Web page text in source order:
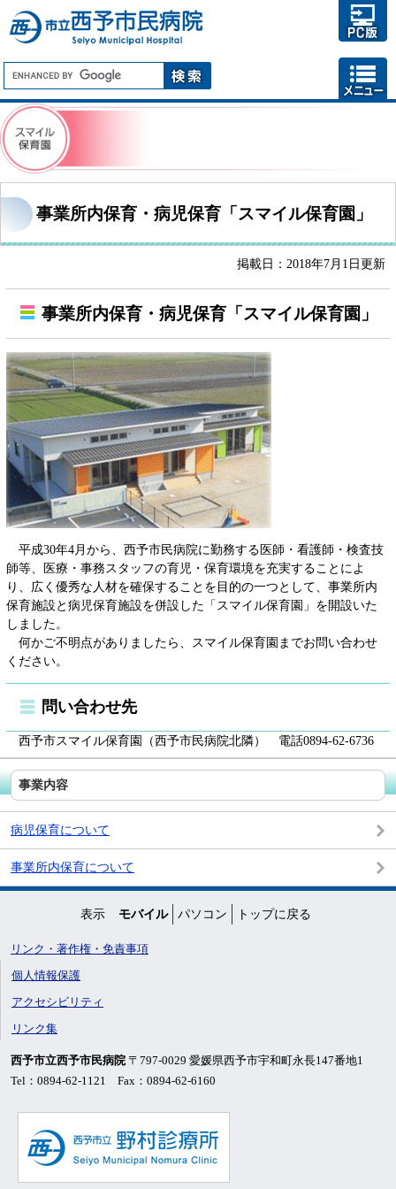
事業所内保育・病児保育「スマイル保育園」
掲載日：2018年7月1日更新
事業所内保育・病児保育「スマイル保育園」
平成30年4月から、西予市民病院に勤務する医師・看護師・検査技
師等、医療・事務スタッフの育児・保育環境を充実することによ
り、広く優秀な人材を確保することを目的の一つとして、事業所内
保育施設と病児保育施設を併設した「スマイル保育園」を開設いた
しました。
何かご不明点がありましたら、スマイル保育園までお問い合わせ
ください。
問い合わせ先
西予市スマイル保育園（西予市民病院北隣） 電話0894-62-6736
事業内容
病児保育について
事業所内保育について
表示 モバイル パソコン トップに戻る
リンク・著作権・免責事項
個人情報保護
アクセシビリティ
リンク集
西予市立西予市民病院 〒797-0029 愛媛県西予市宇和町永長147番地1
Tel：0894-62-1121 Fax：0894-62-6160